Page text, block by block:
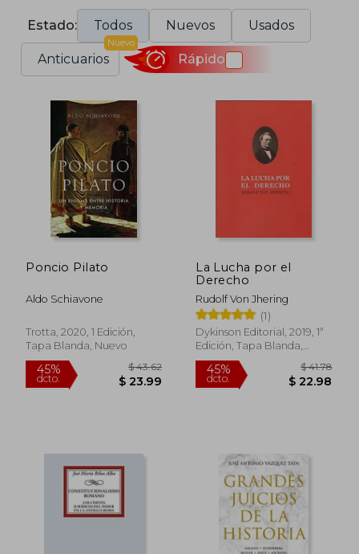
Estado: Todos Nuevos Usados
Anticuarios
Nuevo
Rápido
Poncio Pilato
Aldo Schiavone
Trotta, 2020, 1 Edición,
Tapa Blanda, Nuevo
45%
La Lucha por el
Derecho
Rudolf Von Jhering
(1)
Dykinson Editorial, 2019, 1ª
Edición, Tapa Blanda,
Nuevo
45%
dcto.